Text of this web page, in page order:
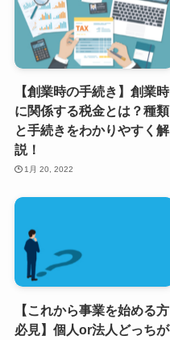
【創業時の手続き】創業時
に関係する税金とは？種類
と手続きをわかりやすく解
説！
1月 20, 2022
【これから事業を始める方
必見】個人or法人どっちが